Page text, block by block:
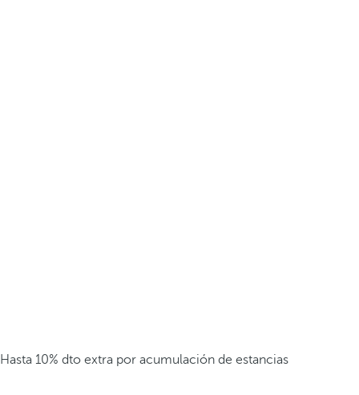
Hasta 10% dto extra por acumulación de estancias